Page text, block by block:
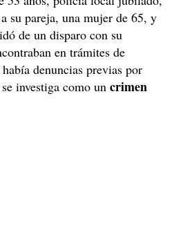
su pareja, una mujer de 65, y
de un disparo con su
en trámites de
denuncias previas por
investiga como un crimen